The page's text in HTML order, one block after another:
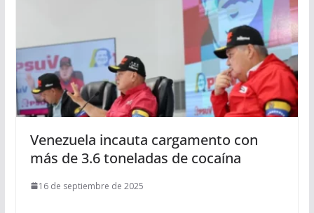
Venezuela incauta cargamento con
más de 3.6 toneladas de cocaína
16 de septiembre de 2025